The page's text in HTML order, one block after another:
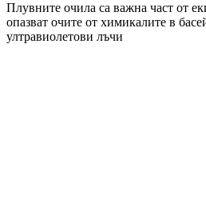
Плувните очила са важна част от
опазват очите от химикалите в
ултравиолетови лъчи